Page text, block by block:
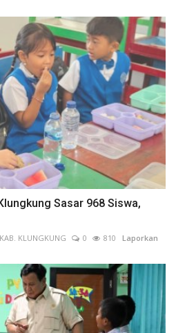
Sasar 968 Siswa,
KAB. KLUNGKUNG 0 810 Laporkan